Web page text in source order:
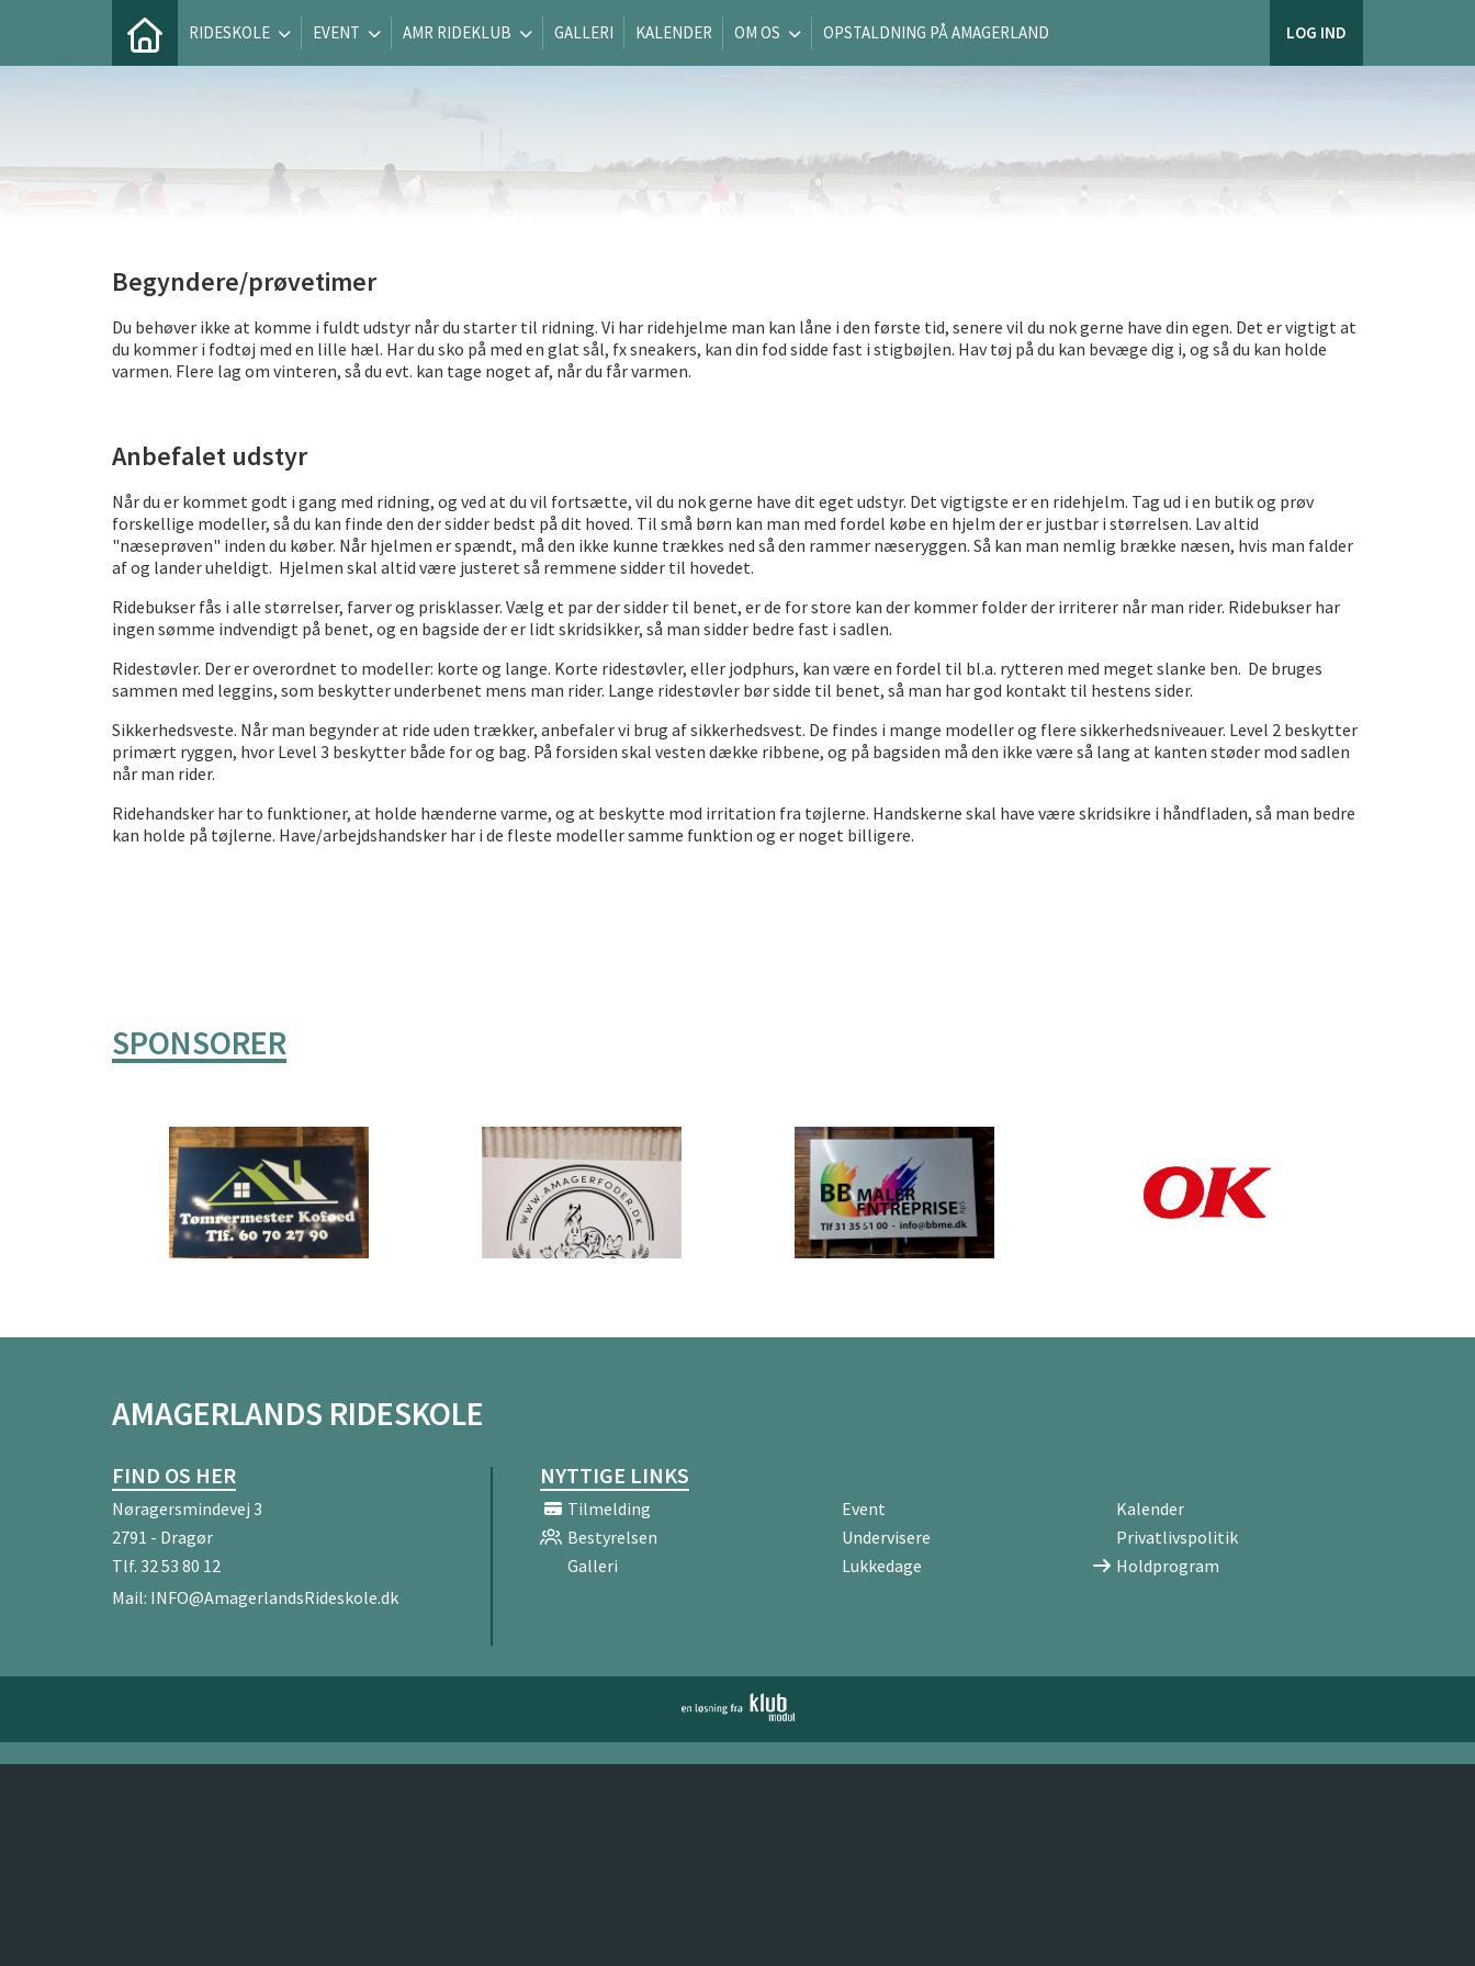
RIDESKOLE EVENT AMR RIDEKLUB GALLERI KALENDER OM OS OPSTALDNING PÅ AMAGERLAND LOG IND
Begyndere/prøvetimer
Du behøver ikke at komme i fuldt udstyr når du starter til ridning. Vi har ridehjelme man kan låne i den første tid, senere vil du nok gerne have din egen. Det er vigtigt at
du kommer i fodtøj med en lille hæl. Har du sko på med en glat sål, fx sneakers, kan din fod sidde fast i stigbøjlen. Hav tøj på du kan bevæge dig i, og så du kan holde
varmen. Flere lag om vinteren, så du evt. kan tage noget af, når du får varmen.
Anbefalet udstyr
Når du er kommet godt i gang med ridning, og ved at du vil fortsætte, vil du nok gerne have dit eget udstyr. Det vigtigste er en ridehjelm. Tag ud i en butik og prøv
forskellige modeller, så du kan finde den der sidder bedst på dit hoved. Til små børn kan man med fordel købe en hjelm der er justbar i størrelsen. Lav altid
"næseprøven" inden du køber. Når hjelmen er spændt, må den ikke kunne trækkes ned så den rammer næseryggen. Så kan man nemlig brække næsen, hvis man falder
af og lander uheldigt. Hjelmen skal altid være justeret så remmene sidder til hovedet.
Ridebukser fås i alle størrelser, farver og prisklasser. Vælg et par der sidder til benet, er de for store kan der kommer folder der irriterer når man rider. Ridebukser har
ingen sømme indvendigt på benet, og en bagside der er lidt skridsikker, så man sidder bedre fast i sadlen.
Ridestøvler. Der er overordnet to modeller: korte og lange. Korte ridestøvler, eller jodphurs, kan være en fordel til bl.a. rytteren med meget slanke ben. De bruges
sammen med leggins, som beskytter underbenet mens man rider. Lange ridestøvler bør sidde til benet, så man har god kontakt til hestens sider.
Sikkerhedsveste. Når man begynder at ride uden trækker, anbefaler vi brug af sikkerhedsvest. De findes i mange modeller og flere sikkerhedsniveauer. Level 2 beskytter
primært ryggen, hvor Level 3 beskytter både for og bag. På forsiden skal vesten dække ribbene, og på bagsiden må den ikke være så lang at kanten støder mod sadlen
når man rider.
Ridehandsker har to funktioner, at holde hænderne varme, og at beskytte mod irritation fra tøjlerne. Handskerne skal have være skridsikre i håndfladen, så man bedre
kan holde på tøjlerne. Have/arbejdshandsker har i de fleste modeller samme funktion og er noget billigere.
SPONSORER
AMAGERLANDS RIDESKOLE
FIND OS HER
Nøragersmindevej 3
2791 - Dragør
Tlf. 32 53 80 12
Mail: INFO@AmagerlandsRideskole.dk
NYTTIGE LINKS
Tilmelding Event
Kalender
Bestyrelsen
Undervisere
Privatlivspolitik
Galleri
Lukkedage Holdprogram